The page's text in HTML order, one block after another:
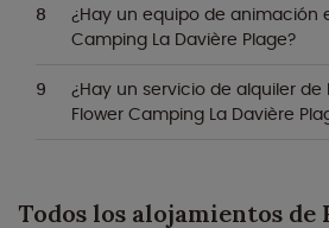
¿Hay un equipo de animación
Camping La Davière Plage?
¿Hay un servicio de alquiler
Flower Camping La Davière
Todos los alojamientos